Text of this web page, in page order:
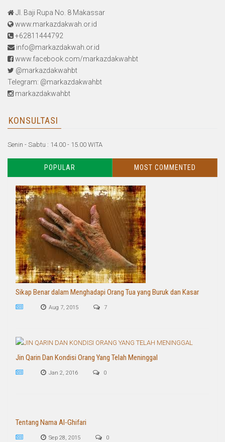
Jl. Baji Rupa No. 8 Makassar
www.markazdakwah.or.id
+62811444792
info@markazdakwah.or.id
www.facebook.com/markazdakwahbt
@markazdakwahbt
Telegram: @markazdakwahbt
markazdakwahbt
KONSULTASI
Senin - Sabtu : 14.00 - 15.00 WITA
POPULAR MOST COMMENTED
Sikap Benar dalam Menghadapi Orang Tua yang Buruk dan Kasar
Aug 7, 2015 7
Jin Qarin Dan Kondisi Orang Yang Telah Meninggal
Jan 2, 2016 0
Tentang Nama Al-Ghifari
Sep 28, 2015 0